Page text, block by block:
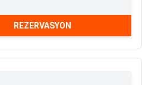
REZERVASYON